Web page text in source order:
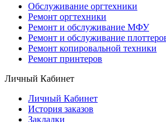
Обслуживание оргтехники
Ремонт оргтехники
Ремонт и обслуживание МФУ
Ремонт и обслуживание
Ремонт копировальной техники
Ремонт принтеров
Личный Кабинет
Личный Кабинет
История заказов
Закладки